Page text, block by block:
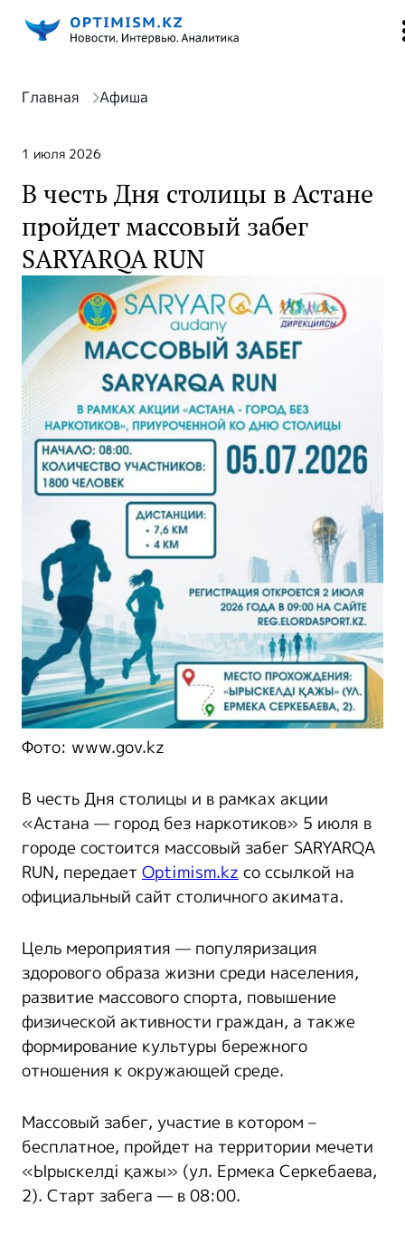
Главная Афиша
1 июля 2026
В честь Дня столицы в Астане
пройдет массовый забег
SARYARQA RUN
Фото: www.gov.kz
В честь Дня столицы и в рамках акции
«Астана — город без наркотиков» 5 июля в
городе состоится массовый забег SARYARQA
RUN, передает Optimism.kz со ссылкой на
официальный сайт столичного акимата.
Цель мероприятия — популяризация
здорового образа жизни среди населения,
развитие массового спорта, повышение
физической активности граждан, а также
формирование культуры бережного
отношения к окружающей среде.
Массовый забег, участие в котором –
бесплатное, пройдет на территории мечети
«Ырыскелді қажы» (ул. Ермека Серкебаева,
2). Старт забега — в 08:00.